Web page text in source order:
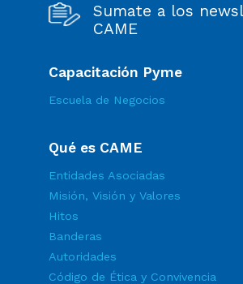
Sumate a los
CAME
Capacitación Pyme
Escuela de Negocios
Qué es CAME
Entidades Asociadas
Misión, Visión y Valores
Hitos
Banderas
Autoridades
Código de Ética y Convivencia